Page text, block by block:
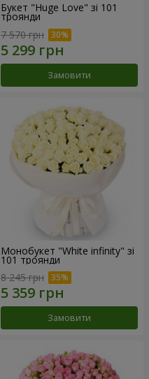
Букет "Huge Love" зі 101
троянди
7 570 грн
Замовити
Монобукет "White infinity" зі
101 троянди
8 245 грн
Замовити